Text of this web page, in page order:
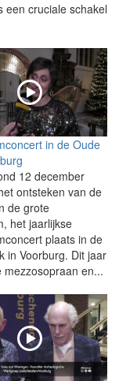
een cruciale schakel
in de Oude
12 december
ontsteken van de
de grote
het jaarlijkse
plaats in de
in Voorburg. Dit jaar
mezzosopraan en...